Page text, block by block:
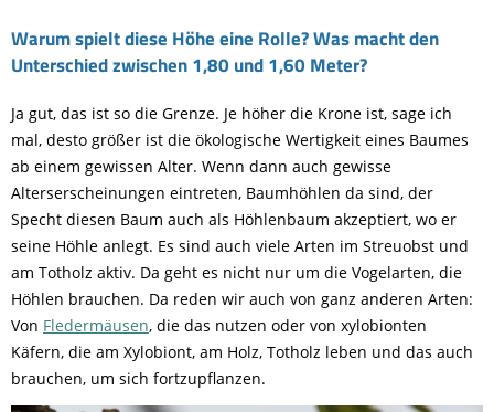
Warum spielt diese Höhe eine Rolle? Was macht den
Unterschied zwischen 1,80 und 1,60 Meter?
Ja gut, das ist so die Grenze. Je höher die Krone ist, sage ich
mal, desto größer ist die ökologische Wertigkeit eines Baumes
ab einem gewissen Alter. Wenn dann auch gewisse
Alterserscheinungen eintreten, Baumhöhlen da sind, der
Specht diesen Baum auch als Höhlenbaum akzeptiert, wo er
seine Höhle anlegt. Es sind auch viele Arten im Streuobst und
am Totholz aktiv. Da geht es nicht nur um die Vogelarten, die
Höhlen brauchen. Da reden wir auch von ganz anderen Arten:
Von Fledermäusen, die das nutzen oder von xylobionten
Käfern, die am Xylobiont, am Holz, Totholz leben und das auch
brauchen, um sich fortzupflanzen.